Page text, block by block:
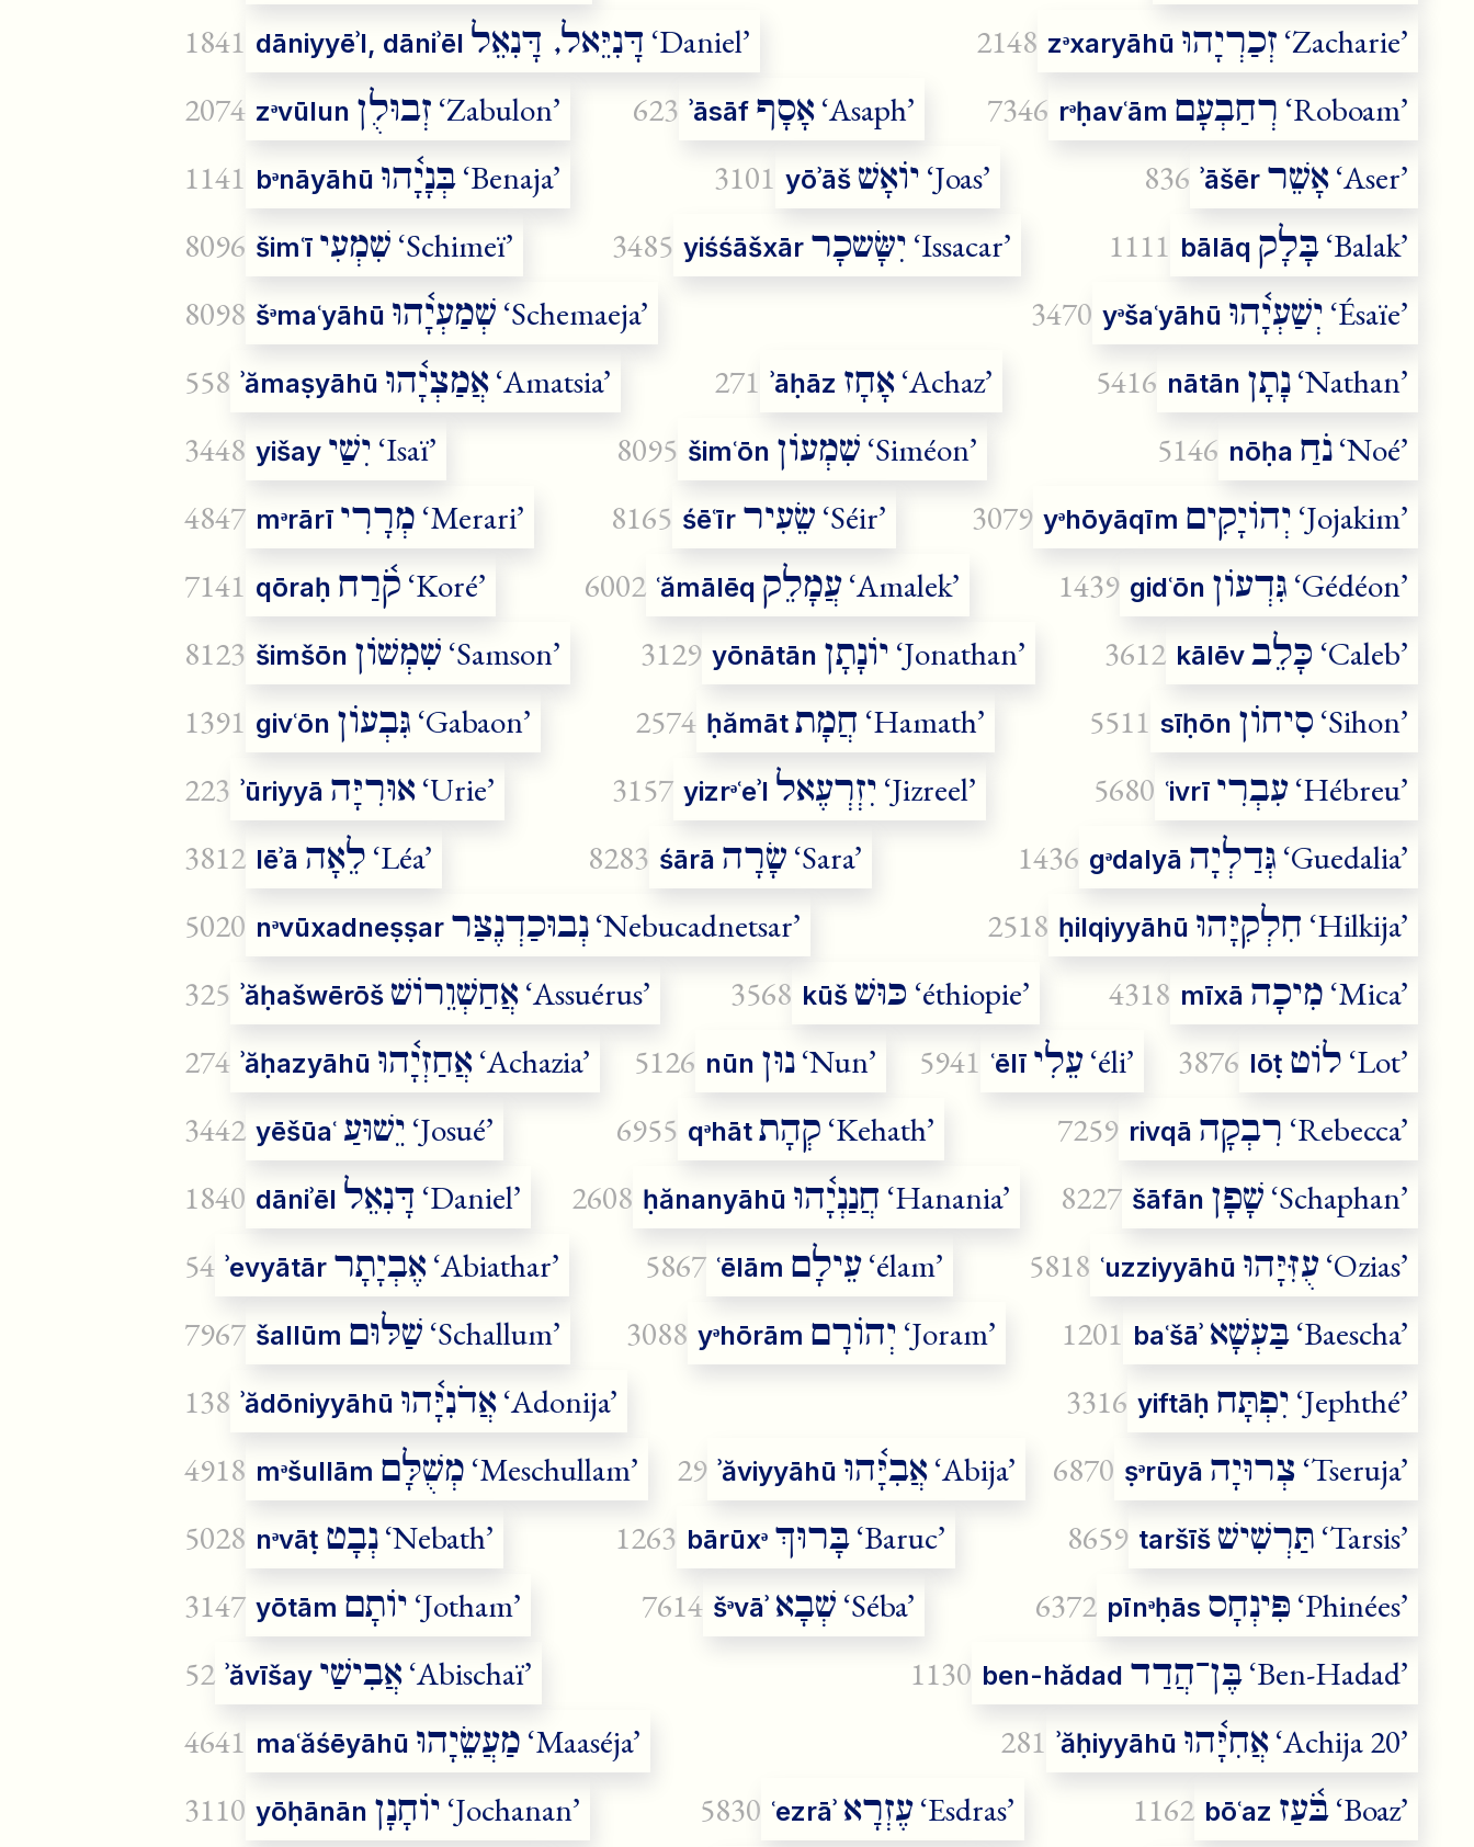
1841 dāniyyēʾl, dāniʾēl דָּנִיֵּאל, דָּנִאֵל ‘Daniel’ 2148 zᵊxaryāhū זְכַרְיָהוּ ‘Zacharie’
2074 zᵊvūlun זְבוּלֻן ‘Zabulon’ 623 ʾāsāf אָסָף‘Asaph’ 7346 rᵊḥavʿām רְחַבְעָם ‘Roboam’
1141 bᵊnāyāhū בְּנָיָ֫הוּ‘Benaja’ 3101 yōʾāš יוֹאָשׁ ‘Joas’ 836 ʾāšēr אָשֵׁר‘Aser’
8096 šimʿī שִׁמְעִי ‘Schimeï’ 3485 yiśśāšxār יִשָּׂשכָר ‘Issacar’ 1111 bālāq בָּלָק‘Balak’
8098 šᵊmaʿyāhū שְׁמַעְיָ֫הוּ ‘Schemaeja’ 3470 yᵊšaʿyāhū יְשַׁעְיָ֫הוּ ‘Ésaïe’
558 ʾămaṣyāhū אֲמַצְיָ֫הוּ‘Amatsia’ 271 ʾāḥāz אָחָז‘Achaz’ 5416 nātān נָתָן‘Nathan’
3448 yišay יִשַׁי ‘Isaï’ 8095 šimʿōn שִׁמְעוֹן ‘Siméon’ 5146 nōḥa נֹחַ‘Noé’
4847 mᵊrārī מְרָרִי ‘Merari’ 8165 śēʿīr שֵׂעִיר ‘Séir’ 3079 yᵊhōyāqīm יְהוֹיָקִים ‘Jojakim’
7141 qōraḥ קֹ֫רַח ‘Koré’ 6002 ʿămālēq עֲמָלֵק‘Amalek’ 1439 gidʿōn גִּדְעוֹן ‘Gédéon’
8123 šimšōn שִׁמְשׁוֹן ‘Samson’ 3129 yōnātān יוֹנָתָן ‘Jonathan’ 3612 kālēv כָּלֵב ‘Caleb’
1391 givʿōn גִּבְעוֹן ‘Gabaon’ 2574 ḥămāt חֲמָת ‘Hamath’ 5511 sīḥōn סִיחוֹן ‘Sihon’
223 ʾūriyyā אוּרִיָּה‘Urie’ 3157 yizrᵊʿeʾl יִזְרְעֶאל ‘Jizreel’ 5680 ʿivrī עִבְרִי‘Hébreu’
3812 lēʾā לֵאָה ‘Léa’ 8283 śārā שָׂרָה ‘Sara’ 1436 gᵊdalyā גְּדַלְיָה ‘Guedalia’
5020 nᵊvūxadneṣṣar נְבוּכַדְנֶצַּר‘Nebucadnetsar’ 2518 ḥilqiyyāhū חִלְקִיָּהוּ ‘Hilkija’
325 ʾăḥašwērōš אֲחַשְׁוֵרוֹשׁ‘Assuérus’ 3568 kūš כּוּשׁ ‘éthiopie’ 4318 mīxā מִיכָה ‘Mica’
274 ʾăḥazyāhū אֲחַזְיָ֫הוּ‘Achazia’ 5126 nūn נוּן‘Nun’ 5941 ʿēlī עֵלִי‘éli’ 3876 lōṭ לוֹט ‘Lot’
3442 yēšūaʿ יֵשׁוּעַ ‘Josué’ 6955 qᵊhāt קְהָת ‘Kehath’ 7259 rivqā רִבְקָה ‘Rebecca’
1840 dāniʾēl דָּנִאֵל ‘Daniel’ 2608 ḥănanyāhū חֲנַנְיָ֫הוּ ‘Hanania’ 8227 šāfān שָׁפָן ‘Schaphan’
54 ʾevyātār אֶבְיָתָר‘Abiathar’ 5867 ʿēlām עֵילָם‘élam’ 5818 ʿuzziyyāhū עֻזִּיָּהוּ‘Ozias’
7967 šallūm שַׁלּוּם ‘Schallum’ 3088 yᵊhōrām יְהוֹרָם ‘Joram’ 1201 baʿšāʾ בַּעְשָׁא‘Baescha’
138 ʾădōniyyāhū אֲדֹנִיָּ֫הוּ‘Adonija’ 3316 yiftāḥ יִפְתָּח ‘Jephthé’
4918 mᵊšullām מְשֻׁלָּם ‘Meschullam’ 29 ʾăviyyāhū אֲבִיָּ֫הוּ‘Abija’ 6870 ṣᵊrūyā צְרוּיָה ‘Tseruja’
5028 nᵊvāṭ נְבָט‘Nebath’ 1263 bārūxᵊ בָּרוּךְ‘Baruc’ 8659 taršīš תַּרְשִׁישׁ ‘Tarsis’
3147 yōtām יוֹתָם ‘Jotham’ 7614 šᵊvāʾ שְׁבָא ‘Séba’ 6372 pīnᵊḥās פִּינְחָס ‘Phinées’
52 ʾăvīšay אֲבִישַׁי‘Abischaï’ 1130 ben-hădad בֶּן־הֲדַד‘Ben-Hadad’
4641 maʿăśēyāhū מַעֲשֵׂיָהוּ ‘Maaséja’ 281 ʾăḥiyyāhū אֲחִיָּ֫הוּ‘Achija 20’
3110 yōḥānān יוֹחָנָן ‘Jochanan’ 5830 ʿezrāʾ עֶזְרָא‘Esdras’ 1162 bōʿaz בֹּ֫עַז‘Boaz’